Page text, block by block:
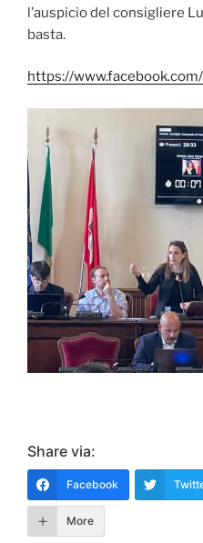
l’auspicio del consigliere
basta.
https://
Share via:
Facebook
More